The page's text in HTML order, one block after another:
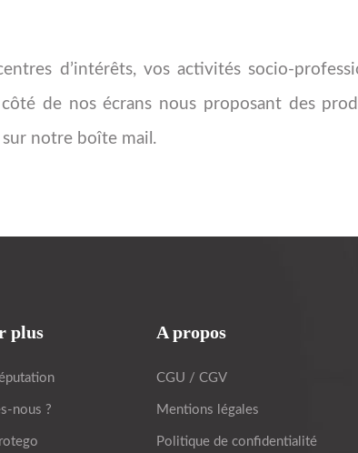
d’intérêts, vos activités socio-
de nos écrans nous proposant des
notre boîte mail.
plus
nous ?
A propos
CGU / CGV
Mentions légales
Politique de confidentialité